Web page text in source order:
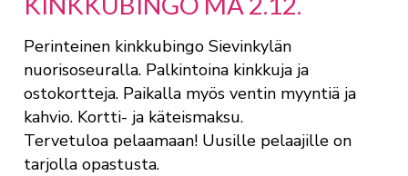
Perinteinen kinkkubingo Sievinkylän
nuorisoseuralla. Palkintoina kinkkuja ja
ostokortteja. Paikalla myös ventin myyntiä ja
kahvio. Kortti- ja käteismaksu.
Tervetuloa pelaamaan! Uusille pelaajille on
tarjolla opastusta.